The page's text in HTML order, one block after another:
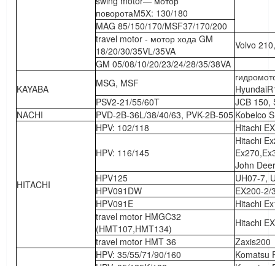
поворотаM5X: 130/180
MAG 85/150/170/MSF37/170/200
travel motor - мотор хода GM
18/20/30/35VL/35VA
Volvo
GM 05/08/10/20/23/24/28/35/38VA
KAYABA MSG, MSF
PSV2-21/55/60T
JCB 150,
NACHI
PVD-2B-36L/38/40/63, PVK-2B-505 Kobelco
HITACHI
HPV: 102/118 Hitachi
HPV: 116/145
Hitachi
John
HPV125
UH07-7,
HPV091DW
EX200-2/
HPV091E
Hitachi
travel motor HMGC32
(HMT107,HMT134)
Hitachi
travel motor HMT 36
Zaxis200
HPV: 35/55/71/90/160
Komatsu